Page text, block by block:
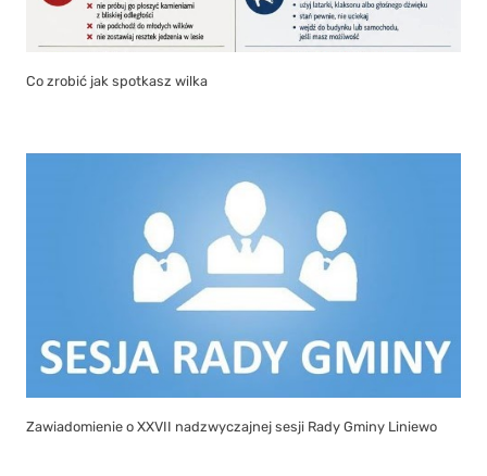
Co zrobić jak spotkasz wilka
Zawiadomienie o XXVII nadzwyczajnej sesji Rady Gminy Liniewo